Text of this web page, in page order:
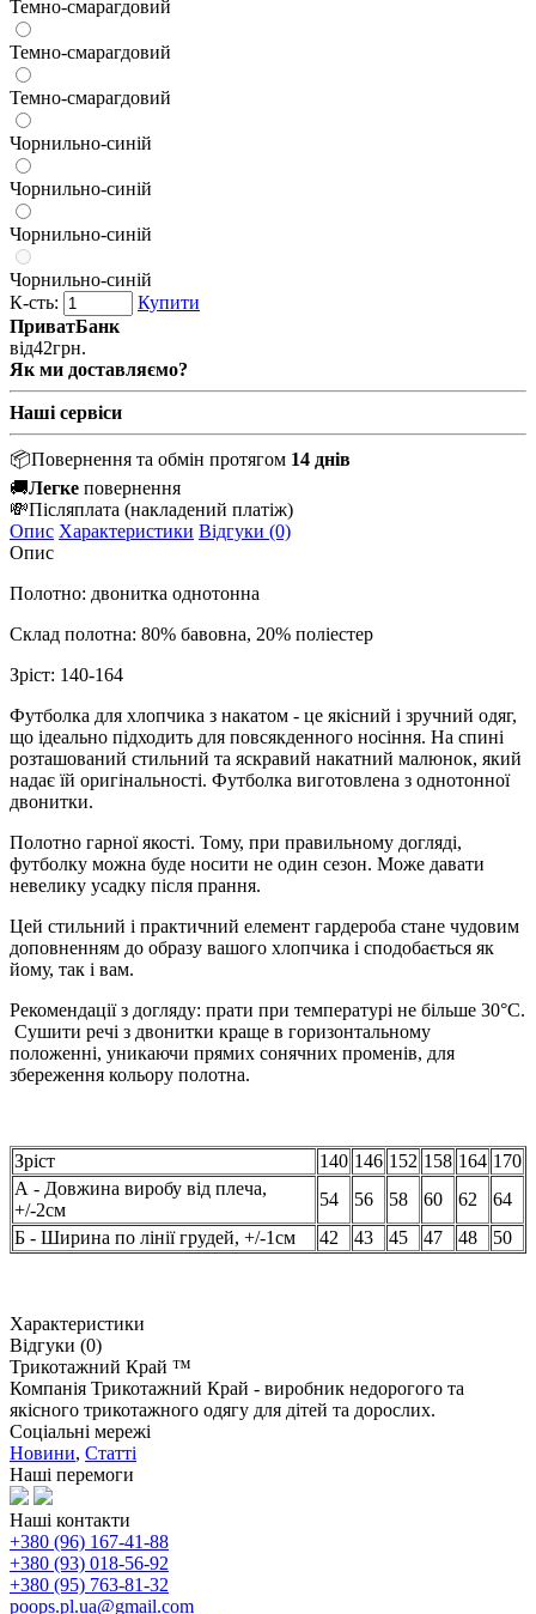
Темно-смарагдовий
Темно-смарагдовий
Темно-смарагдовий
Чорнильно-синій
Чорнильно-синій
Чорнильно-синій
Чорнильно-синій
К-сть:
Купити
ПриватБанк
від42грн.
Як ми доставляємо?
Наші сервіси
📦Повернення та обмін протягом 14 днів
🚚Легке повернення
💸Післяплата (накладений платіж)
Опис Характеристики Відгуки (0)
Опис
Полотно: двонитка однотонна
Склад полотна: 80% бавовна, 20% поліестер
Зріст: 140-164
Футболка для хлопчика з накатом - це якісний і зручний одяг,
що ідеально підходить для повсякденного носіння. На спині
розташований стильний та яскравий накатний малюнок, який
надає їй оригінальності. Футболка виготовлена ​​з однотонної
двонитки.
Полотно гарної якості. Тому, при правильному догляді,
футболку можна буде носити не один сезон. Може давати
невелику усадку після прання.
Цей стильний і практичний елемент гардероба стане чудовим
доповненням до образу вашого хлопчика і сподобається як
йому, так і вам.
Рекомендації з догляду: прати при температурі не більше 30°C.
Сушити речі з двонитки краще в горизонтальному
положенні, уникаючи прямих сонячних променів, для
збереження кольору полотна.
Зріст 140 146 152 158 164 170
А - Довжина виробу від плеча,
+/-2см
54 56 58 60 62
64
Б - Ширина по лінії грудей, +/-1см
42 43 45 47 48 50
Характеристики
Відгуки (0)
Трикотажний Край ™
Компанія Трикотажний Край - виробник недорогого та
якісного трикотажного одягу для дітей та дорослих.
Соціальні мережі
Новини, Статті
Наші перемоги
Наші контакти
+380 (96) 167-41-88
+380 (93) 018-56-92
+380 (95) 763-81-32
poops.pl.ua@gmail.com